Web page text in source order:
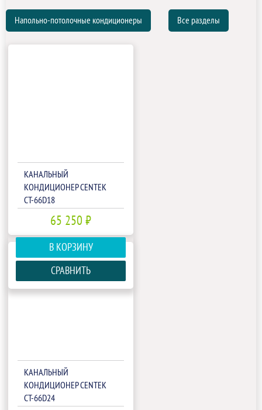
Напольно-потолочные кондиционеры Все разделы
КАНАЛЬНЫЙ
КОНДИЦИОНЕР CENTEK
CT-66D18
65 250 ₽
В КОРЗИНУ
СРАВНИТЬ
КАНАЛЬНЫЙ
КОНДИЦИОНЕР CENTEK
CT-66D24